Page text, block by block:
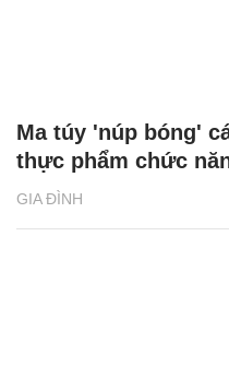
GIA ĐÌNH
Ma túy 'núp bóng'
thực phẩm chức